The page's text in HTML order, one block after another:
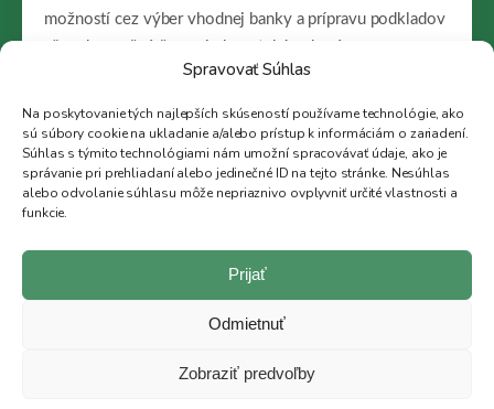
Spravovať Súhlas
Na poskytovanie tých najlepších skúseností používame technológie, ako
sú súbory cookie na ukladanie a/alebo prístup k informáciám o zariadení.
Súhlas s týmito technológiami nám umožní spracovávať údaje, ako je
správanie pri prehliadaní alebo jedinečné ID na tejto stránke. Nesúhlas
alebo odvolanie súhlasu môže nepriaznivo ovplyvniť určité vlastnosti a
funkcie.
Prijať
Odmietnuť
Zobraziť predvoľby
možností cez výber vhodnej banky a prípravu podkladov
hamracek@38rk.sk
Porovnanie viacerých bánk
Jedna banka vám predstaví iba svoju ponuku. My